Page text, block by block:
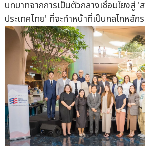
บทบาทจากการเป็นตัวกลางเชื่อมโยงสู่
ประเทศไทย' ที่จะทำหน้าที่เป็นกลไกหลัก